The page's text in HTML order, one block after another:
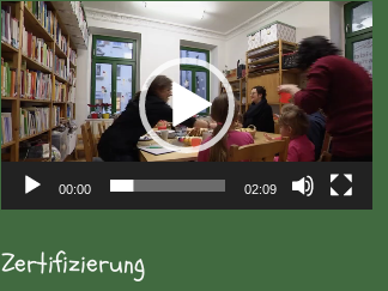
Video-
Player
00:00 02:09
Zertifizierung